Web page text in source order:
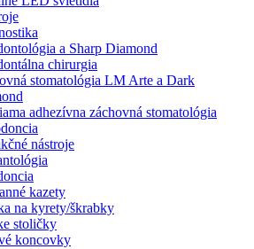
a Sharp Diamond
chirurgia
stomatológia LM Arte a Dark
adhezívna záchovná stomatológia
nástroje
kazety
na kyrety/škrabky
stoličky
koncovky